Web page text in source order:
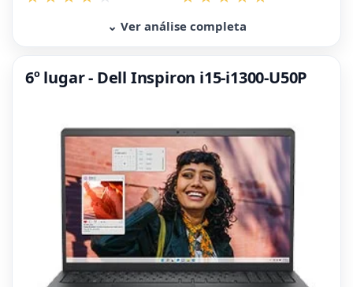
⌄ Ver análise completa
6º lugar - Dell Inspiron i15-i1300-U50P